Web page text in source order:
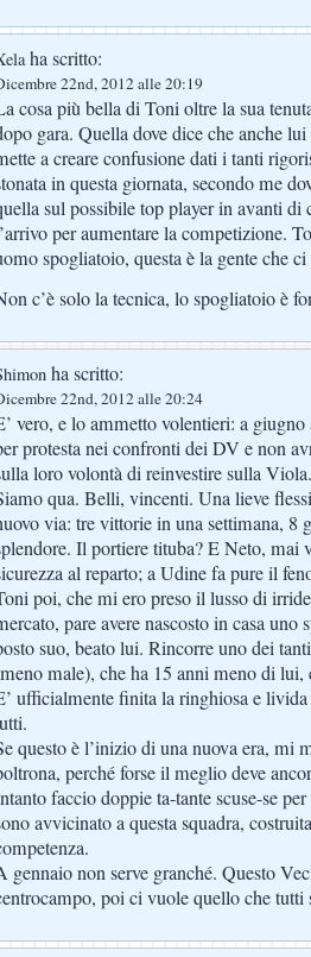
ha scritto:
22nd, 2012 alle 20:19
cosa più bella di Toni oltre la sua
gara. Quella dove dice che anche
a creare confusione dati i tanti
in questa giornata, secondo me
sul possibile top player in avanti di
per aumentare la competizione.
spogliatoio, questa è la gente che
c’è solo la tecnica, lo spogliatoio è
ha scritto:
22nd, 2012 alle 20:24
vero, e lo ammetto volentieri: a
protesta nei confronti dei DV e non
loro volontà di reinvestire sulla
qua. Belli, vincenti. Una lieve
via: tre vittorie in una settimana, 8
Il portiere tituba? E Neto, mai
al reparto; a Udine fa pure il
poi, che mi ero preso il lusso di
pare avere nascosto in casa uno
suo, beato lui. Rincorre uno dei
male), che ha 15 anni meno di
ufficialmente finita la ringhiosa e
questo è l’inizio di una nuova era, mi
perché forse il meglio deve
faccio doppie ta-tante scuse-se
avvicinato a questa squadra,
gennaio non serve granché. Questo
poi ci vuole quello che